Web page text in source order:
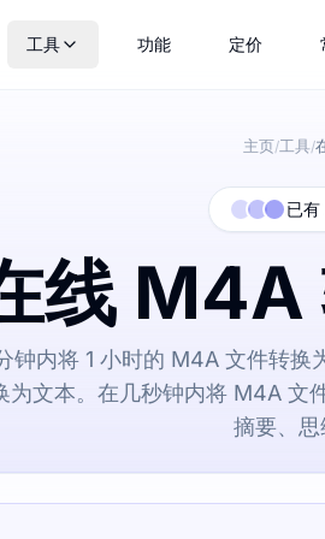
工具 功能 定价
主页/工具/
已
线 M4A
钟内将 1 小时的 M4A 文件转
为文本。在几秒钟内将 M4A 文
摘要、